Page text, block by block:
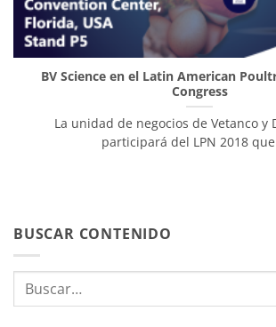
BV Science en el Latin American
Congress
La unidad de negocios de Vetanco y
participará del LPN 2018
BUSCAR CONTENIDO